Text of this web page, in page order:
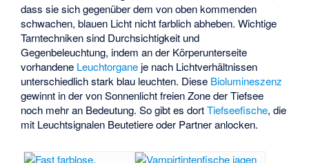
dass sie sich gegenüber dem von oben kommenden
schwachen, blauen Licht nicht farblich abheben. Wichtige
Tarntechniken sind Durchsichtigkeit und
Gegenbeleuchtung, indem an der Körperunterseite
vorhandene Leuchtorgane je nach Lichtverhältnissen
unterschiedlich stark blau leuchten. Diese Biolumineszenz
gewinnt in der von Sonnenlicht freien Zone der Tiefsee
noch mehr an Bedeutung. So gibt es dortTiefseefische, die
mit Leuchtsignalen Beutetiere oder Partner anlocken.